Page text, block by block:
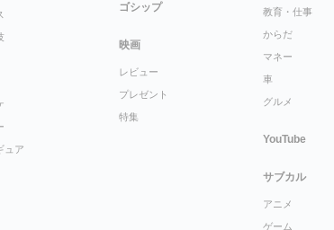
ュア
ゴシップ
映画
レビュー
プレゼント
特集
教育・仕事
からだ
マネー
車
グルメ
YouTube
サブカル
アニメ
ゲーム